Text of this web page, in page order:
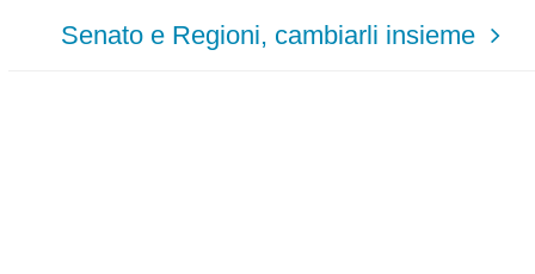
Senato e Regioni, cambiarli insieme